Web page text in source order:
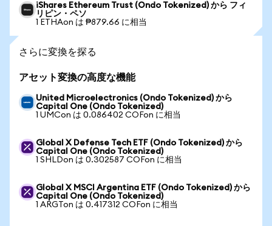
iShares Ethereum Trust (Ondo Tokenized) から フィ
リピン・ペソ
1 ETHAon は ₱879.66 に相当
さらに変換を探る
アセット変換の高度な機能
United Microelectronics (Ondo Tokenized) から
Capital One (Ondo Tokenized)
1 UMCon は 0.086402 COFon に相当
Global X Defense Tech ETF (Ondo Tokenized) から
Capital One (Ondo Tokenized)
1 SHLDon は 0.302587 COFon に相当
Global X MSCI Argentina ETF (Ondo Tokenized) から
Capital One (Ondo Tokenized)
1 ARGTon は 0.417312 COFon に相当